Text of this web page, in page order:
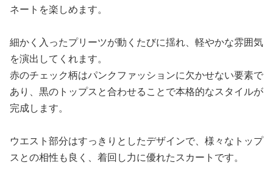
ネートを楽しめます。
細かく入ったプリーツが動くたびに揺れ、軽やかな雰囲気
を演出してくれます。
赤のチェック柄はパンクファッションに欠かせない要素で
あり、黒のトップスと合わせることで本格的なスタイルが
完成します。
ウエスト部分はすっきりとしたデザインで、様々なトップ
スとの相性も良く、着回し力に優れたスカートです。